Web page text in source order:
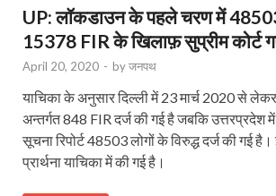
UP: लॉकडाउन के पहले चरण में 48503
15378 FIR के खिलाफ़ सुप्रीम कोर्ट
April 20, 2020 - byजनपथ
याचिका के अनुसार दिल्ली में 23 मार्च 2020 से
अन्तर्गत 848 FIR दर्ज की गई है जबकि
सूचना रिपोर्ट 48503 लोगों के विरुद्ध दर्ज की गई
प्रार्थना याचिका में की गई है।